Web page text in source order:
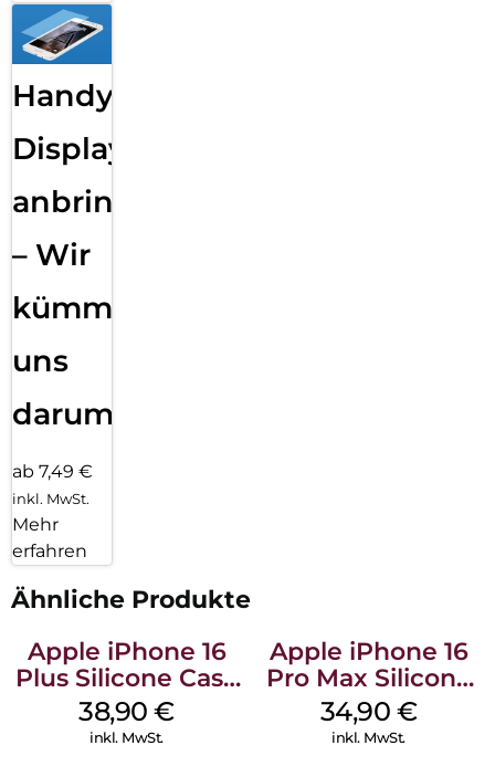
Handy
Displayfolie
anbringen
– Wir
kümmern
uns
darum!
ab 7,49 €
inkl. MwSt.
Mehr
erfahren
Ähnliche Produkte
Apple iPhone 16
Plus Silicone Case
MagSafe Denim
38,90€
inkl. MwSt.
Apple iPhone 16
Pro Max Silicone
Case MagSafe
Denim
34,90 €
inkl. MwSt.